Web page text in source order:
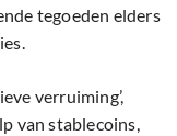
tegoeden elders
verruiming’,
van stablecoins,